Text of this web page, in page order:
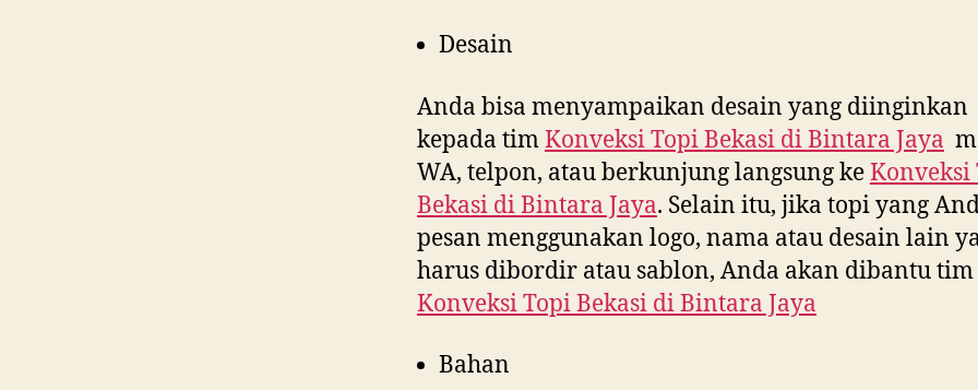
Desain
Anda bisa menyampaikan desain yang diinginkan
kepada timKonveksi Topi Bekasi diBintara Jaya
WA, telpon, atau berkunjung langsung keKonveksi
Bekasi diBintara Jaya. Selain itu, jika topi yang
pesan menggunakan logo, nama atau desain lain
harus dibordir atau sablon, Anda akan dibantu tim
Konveksi Topi Bekasi diBintara Jaya
Bahan